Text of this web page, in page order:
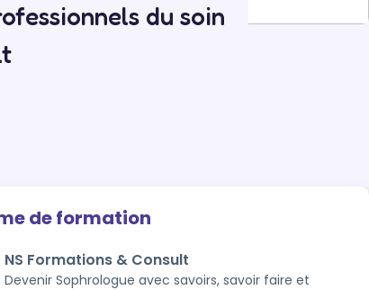
du soin
de formation
NS Formations & Consult
Devenir Sophrologue avec savoirs, savoir faire et